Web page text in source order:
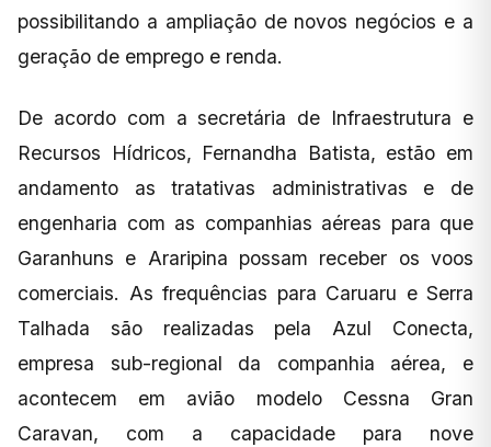
possibilitando a ampliação de novos negócios e a
geração de emprego e renda.
De acordo com a secretária de Infraestrutura e
Recursos Hídricos, Fernandha Batista, estão em
andamento as tratativas administrativas e de
engenharia com as companhias aéreas para que
Garanhuns e Araripina possam receber os voos
comerciais. As frequências para Caruaru e Serra
Talhada são realizadas pela Azul Conecta,
empresa sub-regional da companhia aérea, e
acontecem em avião modelo Cessna Gran
Caravan, com a capacidade para nove